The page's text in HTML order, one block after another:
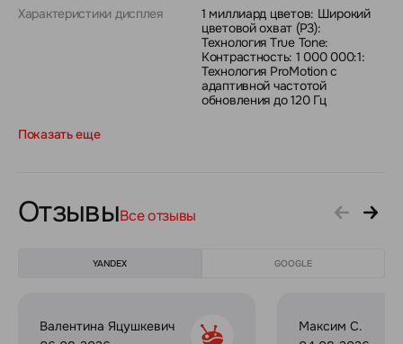
Характеристики дисплея
1 миллиард цветов: Широкий
цветовой охват (P3):
Технология True Tone:
Контрастность: 1 000 000:1:
Технология ProMotion с
адаптивной частотой
обновления до 120 Гц
Показать еще
ОтзывыВсе отзывы
YANDEX GOOGLE
Валентина Яцушкевич
Максим С.